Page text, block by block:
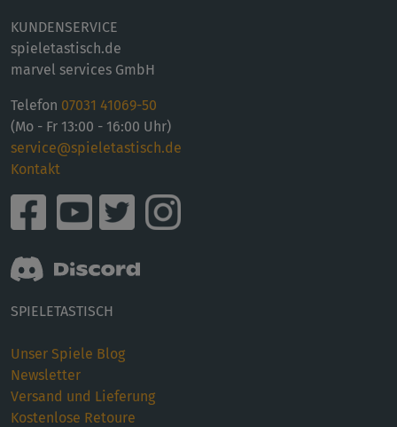
KUNDENSERVICE
spieletastisch.de
marvel services GmbH
Telefon 07031 41069-50
(Mo - Fr 13:00 - 16:00 Uhr)
service@spieletastisch.de
Kontakt
SPIELETASTISCH
Unser Spiele Blog
Newsletter
Versand und Lieferung
Kostenlose Retoure